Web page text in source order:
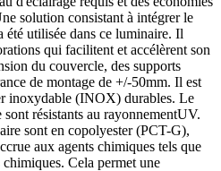
solution consistant à intégrer le
utilisée dans ce luminaire. Il
qui facilitent et accélèrent son
du couvercle, des supports
de montage de +/-50mm. Il est
inoxydable (INOX) durables. Le
résistants au rayonnementUV.
sont en copolyester (PCT-G),
aux agents chimiques tels que
Cela permet une